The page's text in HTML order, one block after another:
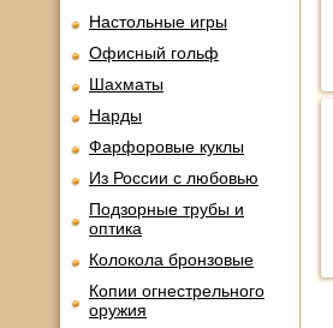
Настольные игры
Офисный гольф
Шахматы
Нарды
Фарфоровые куклы
Из России с любовью
Подзорные трубы и
оптика
Колокола бронзовые
Копии огнестрельного
оружия